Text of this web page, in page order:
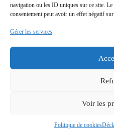
navigation ou les ID uniques sur ce site.
consentement peut avoir un effet négatif
Gérer les services
Voir les
Politique de cookies
6
Copyright © 2026